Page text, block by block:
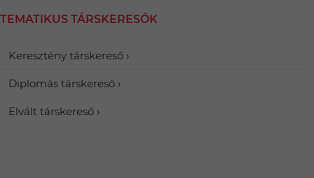
TEMATIKUS TÁRSKERESŐK
Keresztény társkereső
Diplomás társkereső
Elvált társkereső